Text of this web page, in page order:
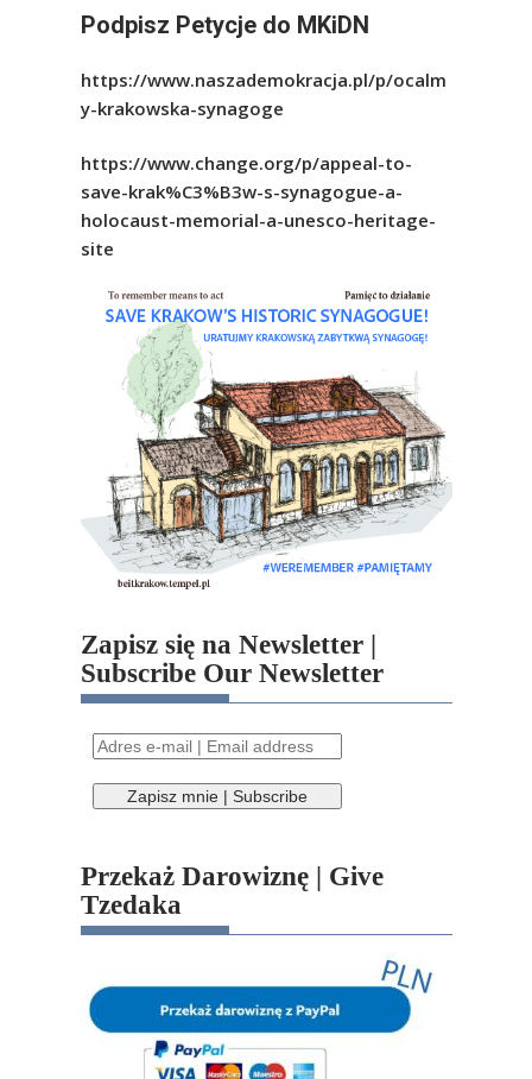
Podpisz Petycje do MKiDN
https://www.naszademokracja.pl/p/ocalm
y-krakowska-synagoge
https://www.change.org/p/appeal-to-
save-krak%C3%B3w-s-synagogue-a-
holocaust-memorial-a-unesco-heritage-
site
Zapisz się na Newsletter |
Subscribe Our Newsletter
Przekaż Darowiznę | Give
Tzedaka